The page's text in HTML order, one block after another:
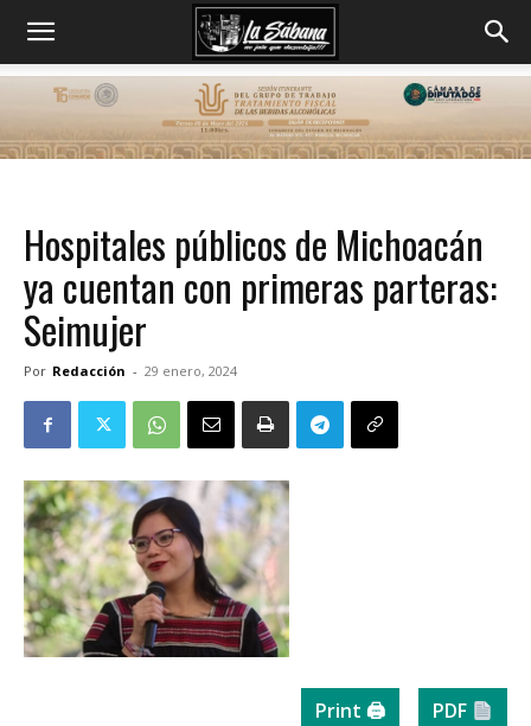
Hospitales públicos de Michoacán
ya cuentan con primeras parteras:
Seimujer
Por Redacción - 29 enero, 2024
Print 🖨 PDF